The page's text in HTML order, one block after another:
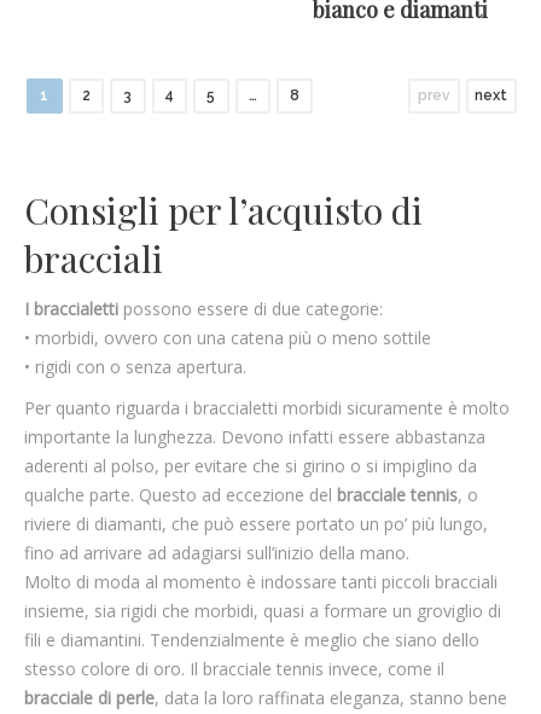
bianco e diamanti
1 2 3 4 5 … 8 prev next
Consigli per l’acquisto di
bracciali
I braccialetti possono essere di due categorie:
• morbidi, ovvero con una catena più o meno sottile
• rigidi con o senza apertura.
Per quanto riguarda i braccialetti morbidi sicuramente è molto
importante la lunghezza. Devono infatti essere abbastanza
aderenti al polso, per evitare che si girino o si impiglino da
qualche parte. Questo ad eccezione del bracciale tennis, o
riviere di diamanti, che può essere portato un po’ più lungo,
fino ad arrivare ad adagiarsi sull’inizio della mano.
Molto di moda al momento è indossare tanti piccoli bracciali
insieme, sia rigidi che morbidi, quasi a formare un groviglio di
fili e diamantini. Tendenzialmente è meglio che siano dello
stesso colore di oro. Il bracciale tennis invece, come il
bracciale di perle, data la loro raffinata eleganza, stanno bene